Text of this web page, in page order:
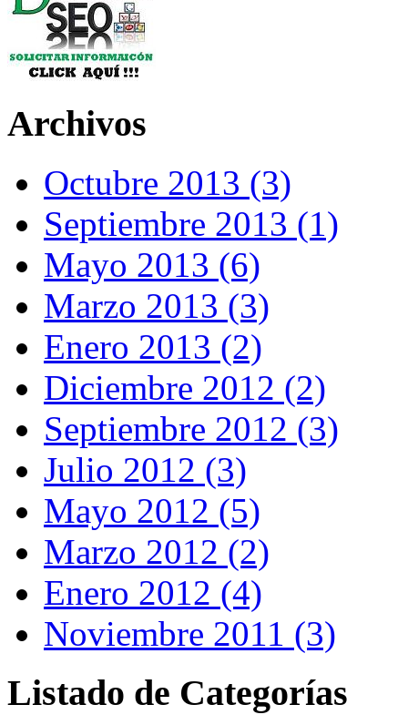
Archivos
Octubre 2013 (3)
Septiembre 2013 (1)
Mayo 2013 (6)
Marzo 2013 (3)
Enero 2013 (2)
Diciembre 2012 (2)
Septiembre 2012 (3)
Julio 2012 (3)
Mayo 2012 (5)
Marzo 2012 (2)
Enero 2012 (4)
Noviembre 2011 (3)
Listado de Categorías